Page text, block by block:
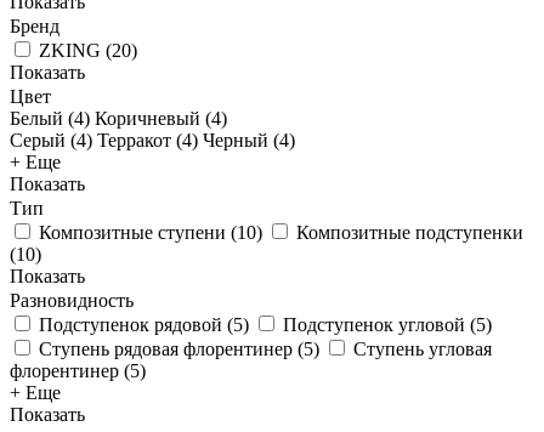
Бренд
ZKING (20)
Показать
Цвет
Белый (4) Коричневый (4)
Серый (4) Терракот (4) Черный (4)
+ Еще
Показать
Тип
Композитные ступени (10)
Композитные подступенки
(10)
Показать
Разновидность
Подступенок рядовой (5) Подступенок угловой (5)
Ступень рядовая флорентинер (5)
Ступень угловая
флорентинер (5)
+ Еще
Показать